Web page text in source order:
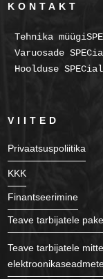
KONTAKT
Tehnika
Varuosade
Hoolduse
VIITED
Privaatsuspoliitika
KKK
Finantseerimine
Teave tarbijatele
Teave tarbijatele